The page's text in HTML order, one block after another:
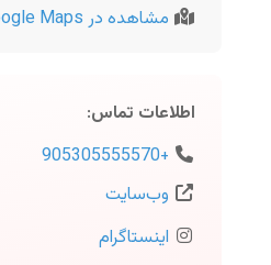
مشاهده در Google Maps
اطلاعات تماس:
+905305555570
وب‌سایت
اینستاگرام